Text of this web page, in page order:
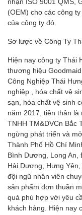
(OEM) cho các công
của công ty đó.
Sơ lược về Công Ty
Hiện nay công ty Thái
thương hiệu
Công Nghiệp Thái
nghiệp , hóa chất vệ
sạn, hóa chất vệ sinh
năm 2017, tiền thân
TNHH TM&DVCn Bắc
ngừng phát triển và
Thành Phố Hồ Chí
Bình Dương, Long An,
Hải Dương, Hưng
đội ngũ nhân viên
sản phẩm đơn thuần
quả phù hợp với yêu
khách hàng. Hiện nay